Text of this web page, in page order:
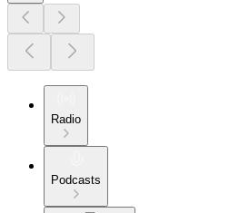
Radio
Podcasts